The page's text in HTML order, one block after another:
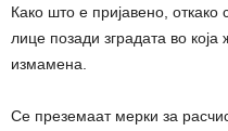
Како што е пријавено,
лице позади зградата во
измамена.
Се преземаат мерки за